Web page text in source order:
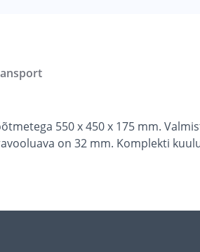
550 x 450 x 175 mm.
on 32 mm. Komplekti